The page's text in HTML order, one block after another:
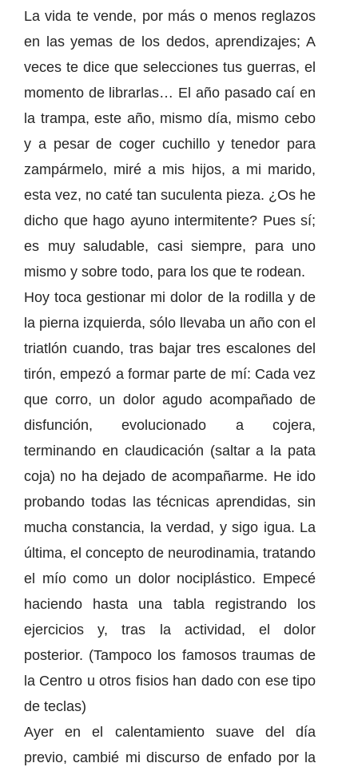
La vida te vende, por más o menos reglazos
en las yemas de los dedos, aprendizajes; A
veces te dice que selecciones tus guerras, el
momento de librarlas… El año pasado caí en
la trampa, este año, mismo día, mismo cebo
y a pesar de coger cuchillo y tenedor para
zampármelo, miré a mis hijos, a mi marido,
esta vez, no caté tan suculenta pieza. ¿Os he
dicho que hago ayuno intermitente? Pues sí;
es muy saludable, casi siempre, para uno
mismo y sobre todo, para los que te rodean.
Hoy toca gestionar mi dolor de la rodilla y de
la pierna izquierda, sólo llevaba un año con el
triatlón cuando, tras bajar tres escalones del
tirón, empezó a formar parte de mí: Cada vez
que corro, un dolor agudo acompañado de
disfunción, evolucionado a cojera,
terminando en claudicación (saltar a la pata
coja) no ha dejado de acompañarme. He ido
probando todas las técnicas aprendidas, sin
mucha constancia, la verdad, y sigo igua. La
última, el concepto de neurodinamia, tratando
el mío como un dolor nociplástico. Empecé
haciendo hasta una tabla registrando los
ejercicios y, tras la actividad, el dolor
posterior. (Tampoco los famosos traumas de
la Centro u otros fisios han dado con ese tipo
de teclas)
Ayer en el calentamiento suave del día
previo, cambié mi discurso de enfado por la